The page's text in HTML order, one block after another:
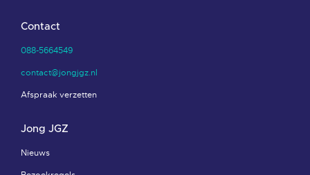
Contact
088-5664549
contact@jongjgz.nl
Afspraak verzetten
Jong JGZ
Nieuws